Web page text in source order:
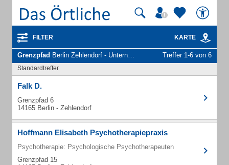
FILTER KARTE
Grenzpfad Berlin Zehlendorf - Unternehmen und Personen Treffer 1-6 von 6
Standardtreffer
Falk D.
Grenzpfad 6
14165 Berlin - Zehlendorf
Hoffmann Elisabeth Psychotherapiepraxis
Psychotherapie: Psychologische Psychotherapeuten
Grenzpfad 15